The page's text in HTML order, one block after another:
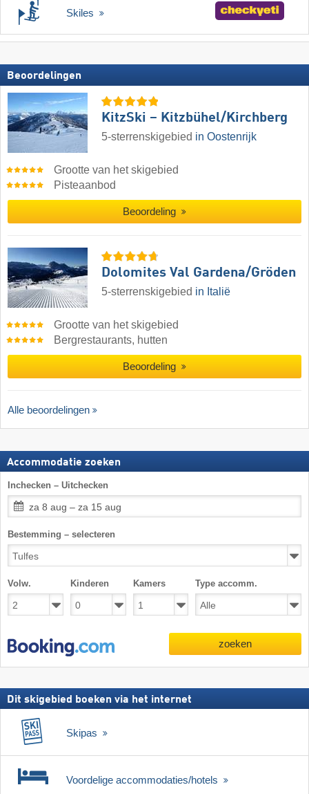
Skiles
Beoordelingen
KitzSki – Kitzbühel/​Kirchberg
5-sterrenskigebied in Oostenrijk
Grootte van het skigebied
Pisteaanbod
Beoordeling
Dolomites Val Gardena/​Gröden
5-sterrenskigebied in Italië
Grootte van het skigebied
Bergrestaurants, hutten
Beoordeling
Alle beoordelingen
Accommodatie zoeken
Inchecken – Uitchecken
za 8 aug – za 15 aug
Bestemming – selecteren
Volw. Kinderen Kamers Type accomm.
zoeken
Dit skigebied boeken via het internet
Skipas
Voordelige accommodaties/hotels